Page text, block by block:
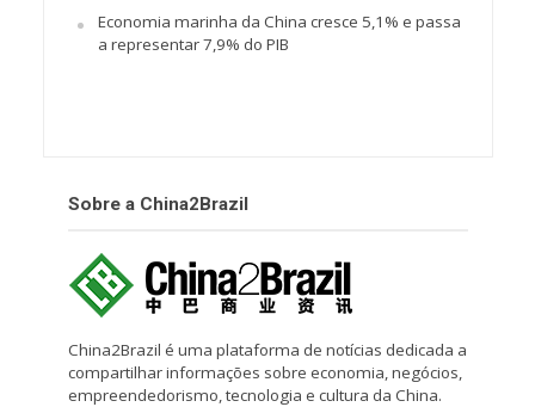
Economia marinha da China cresce 5,1% e passa
a representar 7,9% do PIB
Sobre a China2Brazil
China2Brazil é uma plataforma de notícias dedicada a
compartilhar informações sobre economia, negócios,
empreendedorismo, tecnologia e cultura da China.